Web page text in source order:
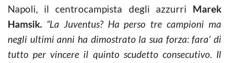
Napoli, il centrocampista degli azzurri Marek
Hamsik. “La Juventus? Ha perso tre campioni ma
negli ultimi anni ha dimostrato la sua forza: fara’ di
tutto per vincere il quinto scudetto consecutivo. Il